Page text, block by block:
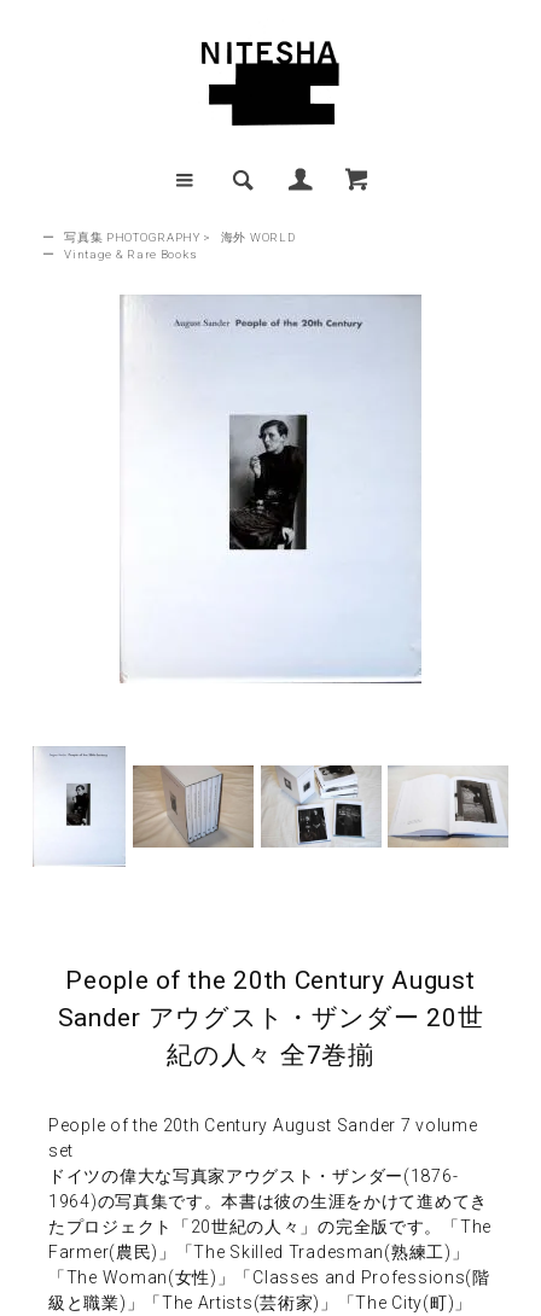
ー 写真集 PHOTOGRAPHY >
海外 WORLD
ー
Vintage & Rare Books
People of the 20th Century August
Sander アウグスト・ザンダー 20世
紀の人々 全7巻揃
People of the 20th Century August Sander 7 volume
set
ドイツの偉大な写真家アウグスト・ザンダー(1876-
1964)の写真集です。本書は彼の生涯をかけて進めてき
たプロジェクト「20世紀の人々」の完全版です。「The
Farmer(農民)」「The Skilled Tradesman(熟練工)」
「The Woman(女性)」「Classes and Professions(階
級と職業)」「The Artists(芸術家)」「The City(町)」